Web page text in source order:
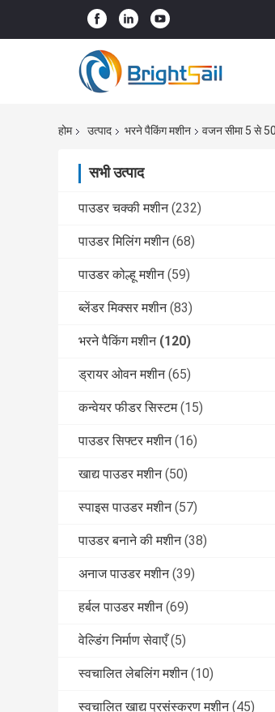
होम उत्पाद भरने पैकिंग मशीन वजन सीमा 5 से
सभी उत्पाद
पाउडर चक्की मशीन (232)
पाउडर मिलिंग मशीन (68)
पाउडर कोल्हू मशीन (59)
ब्लेंडर मिक्सर मशीन (83)
भरने पैकिंग मशीन (120)
ड्रायर ओवन मशीन (65)
कन्वेयर फीडर सिस्टम (15)
पाउडर सिफ्टर मशीन (16)
खाद्य पाउडर मशीन (50)
स्पाइस पाउडर मशीन (57)
पाउडर बनाने की मशीन (38)
अनाज पाउडर मशीन (39)
हर्बल पाउडर मशीन (69)
वेल्डिंग निर्माण सेवाएँ (5)
स्वचालित लेबलिंग मशीन (10)
स्वचालित खाद्य प्रसंस्करण मशीन (45)